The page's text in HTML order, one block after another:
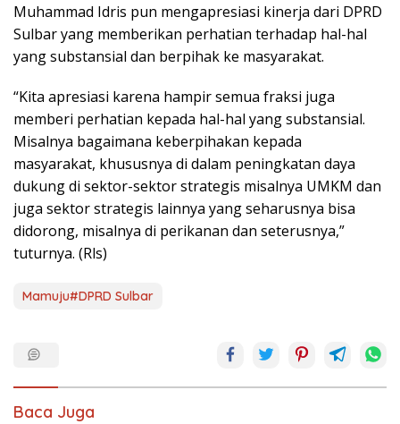
Muhammad Idris pun mengapresiasi kinerja dari DPRD
Sulbar yang memberikan perhatian terhadap hal-hal
yang substansial dan berpihak ke masyarakat.
“Kita apresiasi karena hampir semua fraksi juga
memberi perhatian kepada hal-hal yang substansial.
Misalnya bagaimana keberpihakan kepada
masyarakat, khususnya di dalam peningkatan daya
dukung di sektor-sektor strategis misalnya UMKM dan
juga sektor strategis lainnya yang seharusnya bisa
didorong, misalnya di perikanan dan seterusnya,”
tuturnya. (Rls)
Mamuju#DPRD Sulbar
Baca Juga